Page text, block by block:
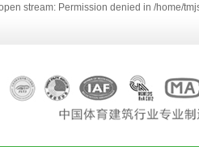
stream: Permission denied in /home/